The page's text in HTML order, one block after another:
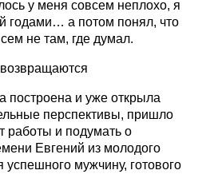
у меня совсем неплохо, я
годами… а потом понял, что
не там, где думал.
построена и уже открыла
перспективы, пришло
работы и подумать о
Евгений из молодого
успешного мужчину, готового